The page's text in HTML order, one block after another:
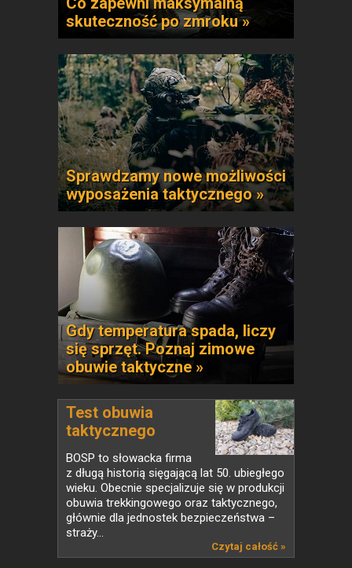
skuteczność po zmroku »
Sprawdzamy nowe możliwości
wyposażenia taktycznego »
Gdy temperatura spada, liczy
się sprzęt. Poznaj zimowe
obuwie taktyczne »
Test obuwia
taktycznego
BOSP...
BOSP to słowacka firma
z długą historią sięgającą lat 50. ubiegłego
wieku. Obecnie specjalizuje się w produkcji
obuwia trekkingowego oraz taktycznego,
głównie dla jednostek bezpieczeństwa –
straży...
Czytaj całość »